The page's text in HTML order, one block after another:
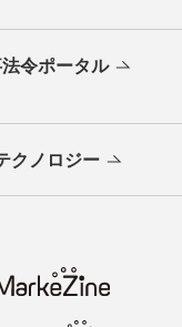
令ポータル
クノロジー